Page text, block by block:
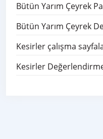
Bütün Yarım Çeyrek
Bütün Yarım Çeyrek
Kesirler çalışma
Kesirler